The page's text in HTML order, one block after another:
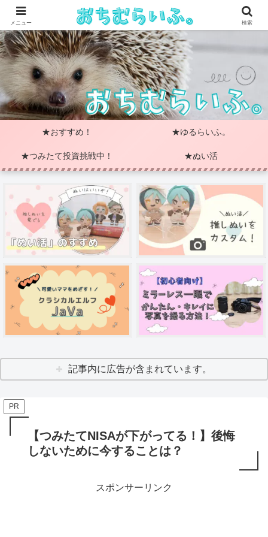
★おすすめ！ ★ゆるらいふ。
★つみたて投資挑戦中！ ★ぬい活
記事内に広告が含まれています。
PR
【つみたてNISAが下がってる！】後悔
しないために今することは？
スポンサーリンク
メニュー 検索